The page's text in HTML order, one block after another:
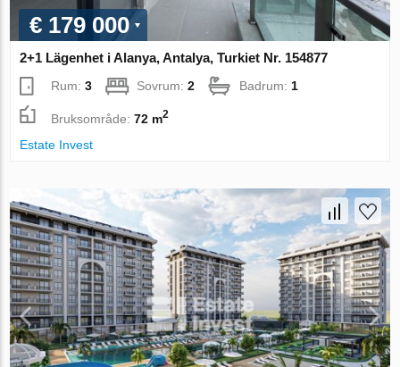
€ 179 000
2+1 Lägenhet i Alanya, Antalya, Turkiet Nr. 154877
Rum:3 Sovrum:2 Badrum: 1
Bruksområde:72 m2
Estate Invest